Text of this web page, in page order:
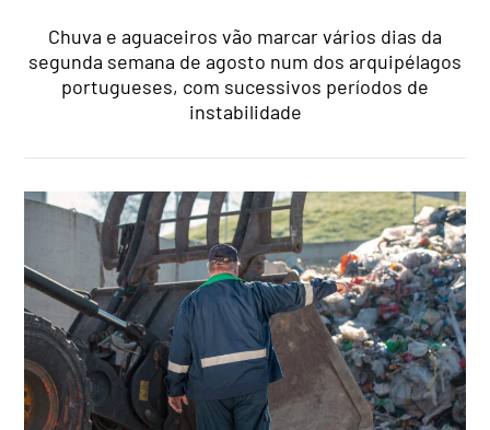
Chuva e aguaceiros vão marcar vários dias da
segunda semana de agosto num dos arquipélagos
portugueses, com sucessivos períodos de
instabilidade